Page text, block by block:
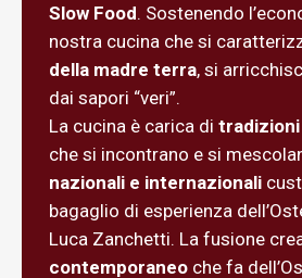
Slow Food. Sostenendo
nostra cucina che si
della madre terra, si
dai sapori “veri”.
La cucina è carica di
che si incontrano e si
nazionali e internazionali
bagaglio di esperienza
Luca Zanchetti. La fusione
contemporaneo che fa